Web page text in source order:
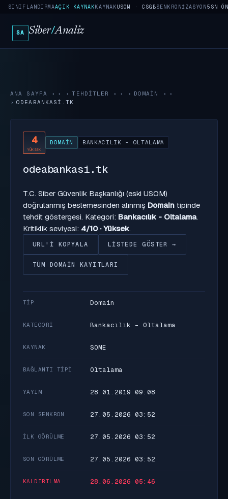
SINIFLANDIRMAAÇIK KAYNAKKAYNAKUSOM · CSGBSENKRONIZASYON5SN
SA Siber/Analiz
ANA SAYFA › TEHDITLER › DOMAIN
›
ODEABANKASI.TK
4
YÜKSEK
DOMAIN BANKACILIK - OLTALAMA
odeabankasi.tk
T.C. Siber Güvenlik Başkanlığı (eski USOM)
doğrulanmış beslemesinden alınmış Domain tipinde
tehdit göstergesi. Kategori: Bankacılık - Oltalama.
Kritiklik seviyesi: 4/10 · Yüksek.
URL'I KOPYALA LISTEDE GÖSTER →
TÜM DOMAIN KAYITLARI
TIP Domain
KATEGORI Bankacılık - Oltalama
KAYNAK SOME
BAĞLANTI TIPI Oltalama
YAYIM 28.01.2019 09:08
SON SENKRON 27.05.2026 03:52
İLK GÖRÜLME 27.05.2026 03:52
SON GÖRÜLME 27.05.2026 03:52
KALDIRILMA 28.06.2026 05:46